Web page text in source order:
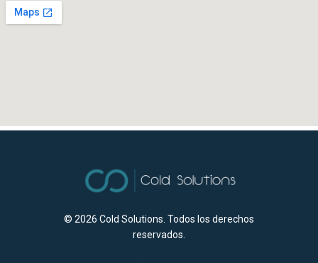
© 2026 Cold Solutions. Todos los derechos
reservados.